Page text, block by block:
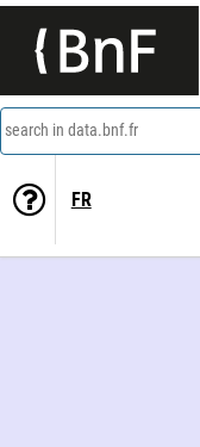
search in data.bnf.fr
FR